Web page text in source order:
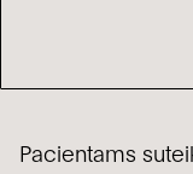
Pacientams